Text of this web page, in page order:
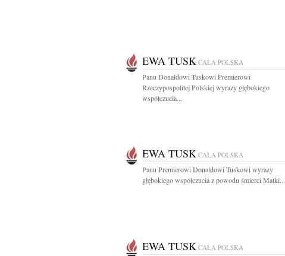
EWA TUSK CAŁA POLSKA
Panu Donaldowi Tuskowi Premierowi
Rzeczypospolitej Polskiej wyrazy głębokiego
współczucia...
EWA TUSK CAŁA POLSKA
Panu Premierowi Donaldowi Tuskowi wyrazy
głębokiego współczucia z powodu śmierci Matki...
EWA TUSK CAŁA POLSKA